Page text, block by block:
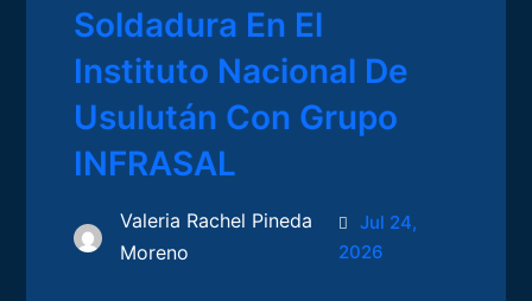
Soldadura En El
Instituto Nacional De
Usulután Con Grupo
INFRASAL
Valeria Rachel Pineda
Moreno
Jul 24,
2026